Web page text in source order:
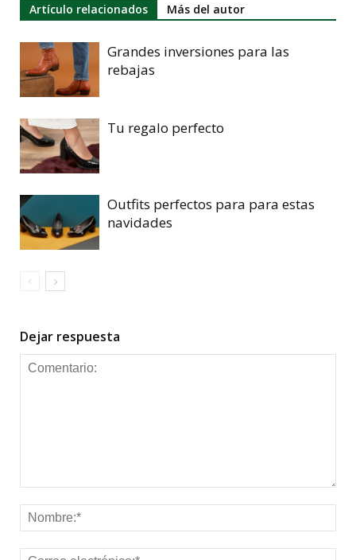
Artículo relacionados Más del autor
Grandes inversiones para las
rebajas
Tu regalo perfecto
Outfits perfectos para para estas
navidades
Dejar respuesta